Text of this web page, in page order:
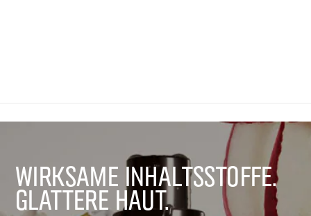
WIRKSAME INHALTSSTOFFE.
GLATTERE HAUT.